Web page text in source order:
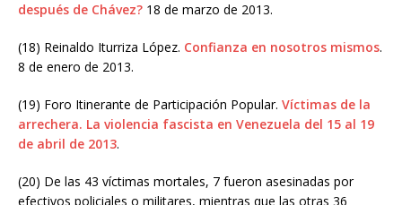
después de Chávez? 18 de marzo de 2013.
(18) Reinaldo Iturriza López. Confianza en nosotros mismos.
8 de enero de 2013.
(19) Foro Itinerante de Participación Popular. Víctimas de la
arrechera. La violencia fascista en Venezuela del 15 al 19
de abril de 2013.
(20) De las 43 víctimas mortales, 7 fueron asesinadas por
efectivos policiales o militares, mientras que las otras 36